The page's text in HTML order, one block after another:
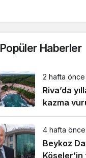
Popüler Haberler
2 hafta önce
Riva’da
kazma
4 hafta önce
Beykoz